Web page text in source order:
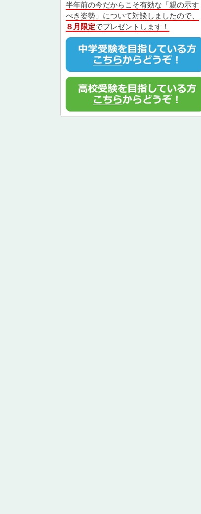
半年前の今だからこそ有効な「親の示す
べき姿勢」について対談しましたので、
８月限定でプレゼントします！